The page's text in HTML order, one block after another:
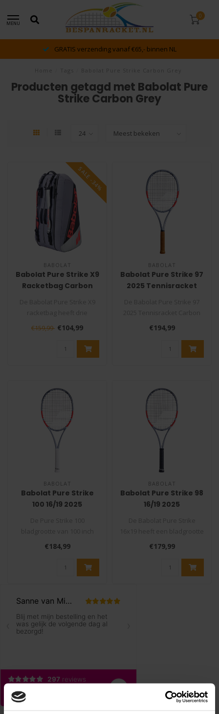
MENU
0
GRATIS verzending vanaf €65,- binnen NL
Producten getagd met Babolat Pure
Strike Carbon Grey
SALE -34%
BABOLAT
Babolat Pure Strike X9
Racketbag Carbon
volledig geïsoleerde
compartimen..
€159,99 €104,99
BABOLAT
Babolat Pure Strike 97
2025 Tennisracket
Grey is de opvolger van de
Pu..
€194,99
BABOLAT
Babolat Pure Strike
100 16/19 2025
(645 cm²) en in combinatie
met een ..
€184,99
BABOLAT
Babolat Pure Strike 98
16/19 2025
van 98 inch(630 cm² )
hierme..
€179,99